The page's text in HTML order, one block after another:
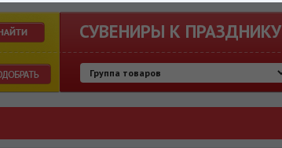
СУВЕНИРЫ К ПРАЗДНИКУ